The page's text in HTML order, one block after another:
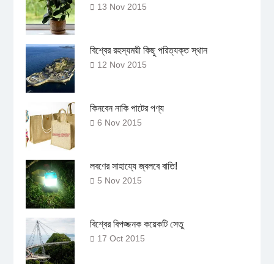
13 Nov 2015
বিশ্বের রহস্যময়ী কিছু পরিত্যক্ত স্থান
12 Nov 2015
কিনবেন নাকি পাটের পণ্য
6 Nov 2015
লবণের সাহায্যে জ্বলবে বাতি!
5 Nov 2015
বিশ্বের বিপজ্জনক কয়েকটি সেতু
17 Oct 2015